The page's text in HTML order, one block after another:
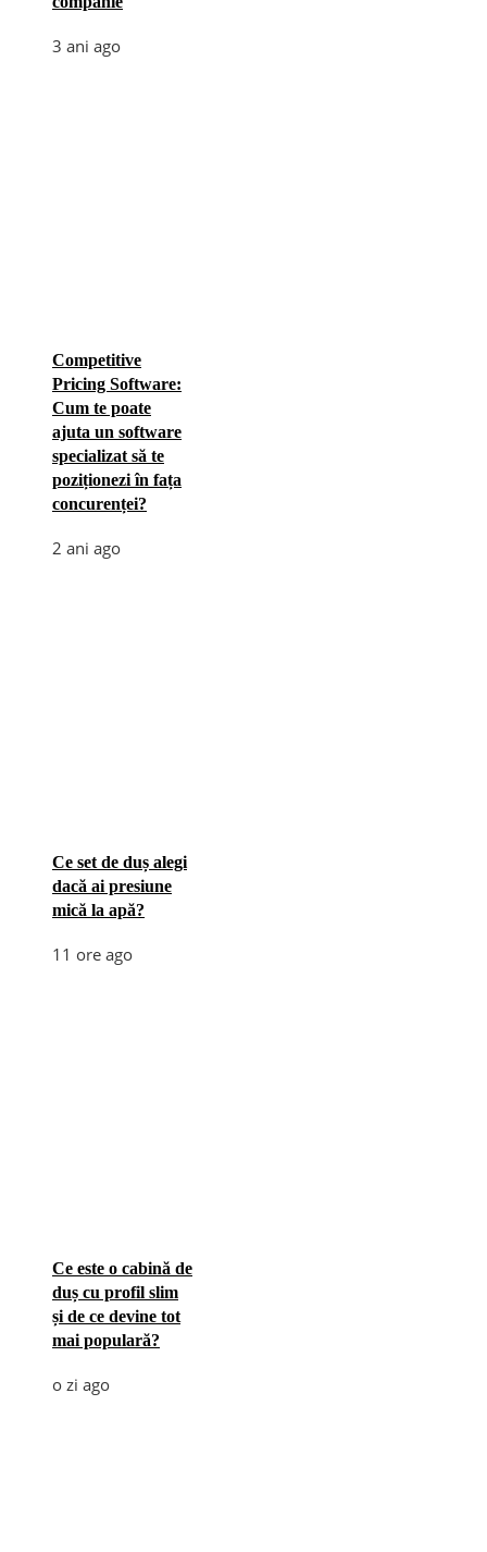
3 ani ago
Competitive
Pricing Software:
Cum te poate
ajuta un software
specializat să te
poziționezi în fața
concurenței?
2 ani ago
Ce set de duș alegi
dacă ai presiune
mică la apă?
11 ore ago
Ce este o cabină de
duș cu profil slim
și de ce devine tot
mai populară?
o zi ago